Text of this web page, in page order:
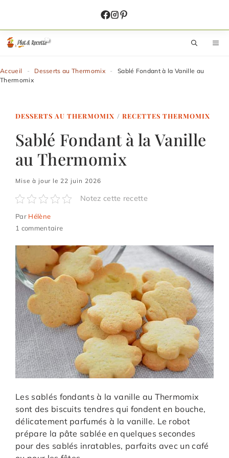
contenu
Accueil - Desserts au Thermomix -
Sablé Fondant à la Vanille au
Thermomix
DESSERTS AU THERMOMIX / RECETTES THERMOMIX
Sablé Fondant à la Vanille
au Thermomix
Mise à jour le 22 juin 2026
Notez cette recette
Par Hélène
1 commentaire
Les sablés fondants à la vanille au Thermomix
sont des biscuits tendres qui fondent en bouche,
délicatement parfumés à la vanille. Le robot
prépare la pâte sablée en quelques secondes
pour des sablés inratables, parfaits avec un café